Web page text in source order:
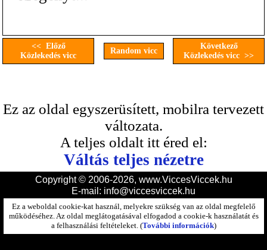
<< Előző
Közlekedés vicc
Random vicc
Következő
Közlekedés vicc >>
Ez az oldal egyszerüsített, mobilra tervezett
változata.
A teljes oldalt itt éred el:
Váltás teljes nézetre
Copyright © 2006-2026, www.ViccesViccek.hu
E-mail: info@viccesviccek.hu
Ez a weboldal cookie-kat használ, melyekre szükség van az oldal megfelelő
működéséhez. Az oldal meglátogatásával elfogadod a cookie-k használatát és
a felhasználási feltételeket. (További információk)